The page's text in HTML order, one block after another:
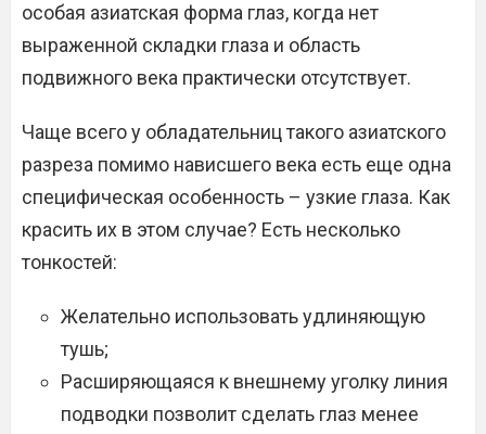
особая азиатская форма глаз, когда нет
выраженной складки глаза и область
подвижного века практически отсутствует.
Чаще всего у обладательниц такого азиатского
разреза помимо нависшего века есть еще одна
специфическая особенность – узкие глаза. Как
красить их в этом случае? Есть несколько
тонкостей:
Желательно использовать удлиняющую
тушь;
Расширяющаяся к внешнему уголку линия
подводки позволит сделать глаз менее